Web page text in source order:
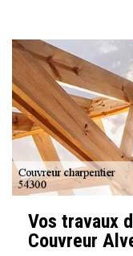
Vos travaux
Couvreur